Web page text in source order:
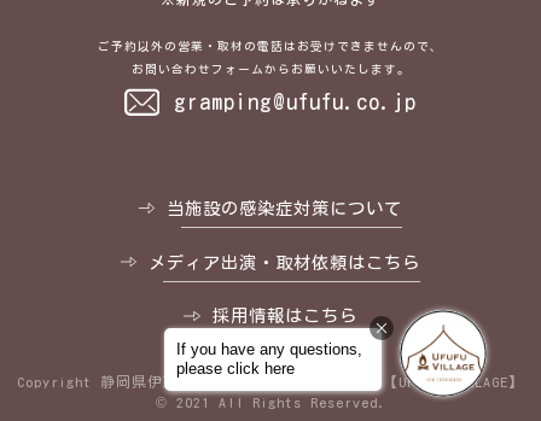
ご予約以外の営業・取材の電話はお受けできませんので、
お問い合わせフォームからお願いいたします。
gramping@ufufu.co.jp
当施設の感染症対策について
メディア出演・取材依頼はこちら
採用情報はこちら
Copyright 静岡県伊豆のグランピングリゾートなら【UFUFU VILLAGE】
© 2021 All Rights Reserved.